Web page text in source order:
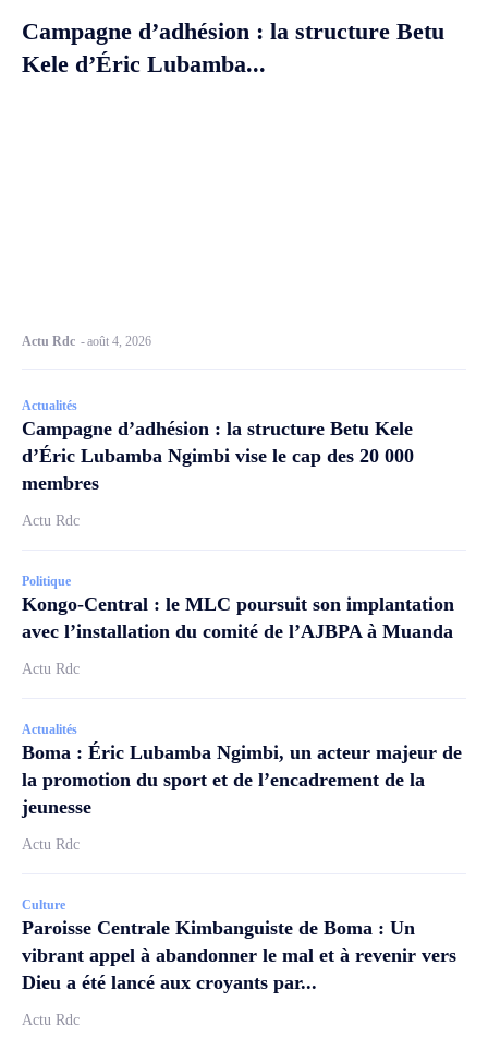
Campagne d’adhésion : la structure Betu
Kele d’Éric Lubamba...
Actu Rdc -août 4, 2026
Actualités
Campagne d’adhésion : la structure Betu Kele
d’Éric Lubamba Ngimbi vise le cap des 20 000
membres
Actu Rdc
Politique
Kongo-Central : le MLC poursuit son implantation
avec l’installation du comité de l’AJBPA à Muanda
Actu Rdc
Actualités
Boma : Éric Lubamba Ngimbi, un acteur majeur de
la promotion du sport et de l’encadrement de la
jeunesse
Actu Rdc
Culture
Paroisse Centrale Kimbanguiste de Boma : Un
vibrant appel à abandonner le mal et à revenir vers
Dieu a été lancé aux croyants par...
Actu Rdc